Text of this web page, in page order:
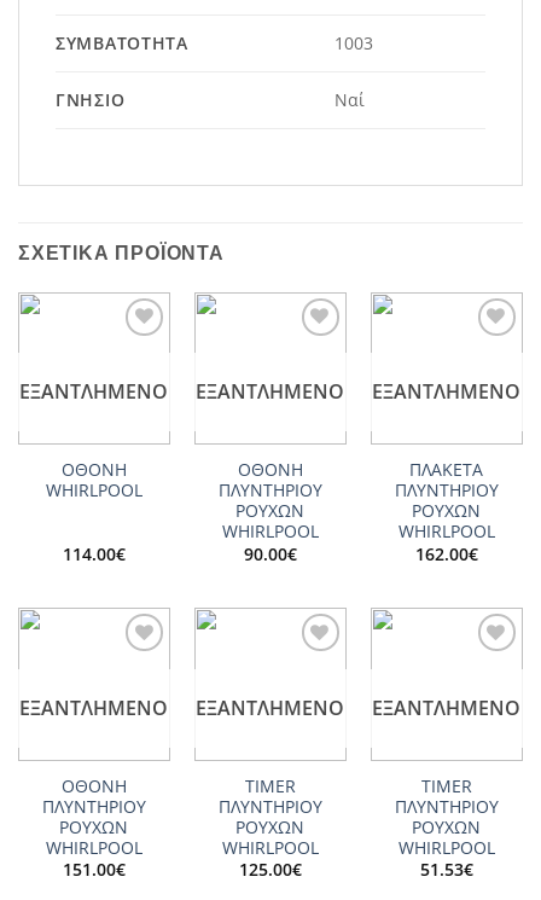
ΣΥΜΒΑΤΌΤΗΤΑ 1003
ΓΝΉΣΙΟ Ναί
ΣΧΕΤΙΚΆ ΠΡΟΪΌΝΤΑ
ΕΞΑΝΤΛΗΜΈΝΟ
ΟΘΟΝΗ
WHIRLPOOL
114.00€
ΕΞΑΝΤΛΗΜΈΝΟ
ΟΘΟΝΗ
ΠΛΥΝΤΗΡΙΟΥ
ΡΟΥΧΩΝ
WHIRLPOOL
90.00€
ΕΞΑΝΤΛΗΜΈΝΟ
ΠΛΑΚΕΤΑ
ΠΛΥΝΤΗΡΙΟΥ
ΡΟΥΧΩΝ
WHIRLPOOL
162.00€
ΕΞΑΝΤΛΗΜΈΝΟ
ΟΘΟΝΗ
ΠΛΥΝΤΗΡΙΟΥ
ΡΟΥΧΩΝ
WHIRLPOOL
151.00€
ΕΞΑΝΤΛΗΜΈΝΟ
TIMER
ΠΛΥΝΤΗΡΙΟΥ
ΡΟΥΧΩΝ
WHIRLPOOL
125.00€
ΕΞΑΝΤΛΗΜΈΝΟ
TIMER
ΠΛΥΝΤΗΡΙΟΥ
ΡΟΥΧΩΝ
WHIRLPOOL
51.53€